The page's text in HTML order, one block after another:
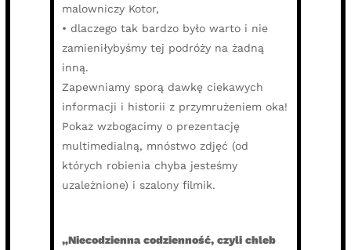
malowniczy Kotor,
• dlaczego tak bardzo było warto i nie
zamieniłybyśmy tej podróży na żadną
inną.
Zapewniamy sporą dawkę ciekawych
informacji i historii z przymrużeniem oka!
Pokaz wzbogacimy o prezentację
multimedialną, mnóstwo zdjęć (od
których robienia chyba jesteśmy
uzależnione) i szalony filmik.
„Niecodzienna codzienność, czyli chleb